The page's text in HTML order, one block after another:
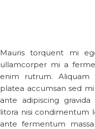
Mauris torquent mi
ullamcorper mi a
enim rutrum. Aliquam
platea accumsan sed
ante adipiscing
litora nisi condimentum
ante fermentum